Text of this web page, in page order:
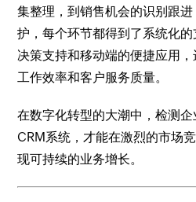
集整理，到销售机会的识别跟
护，每个环节都得到了系统化
决策支持和移动端的便捷应用
工作效率和客户服务质量。
在数字化转型的大潮中，检测
CRM系统，才能在激烈的市场
现可持续的业务增长。